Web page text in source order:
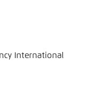
International